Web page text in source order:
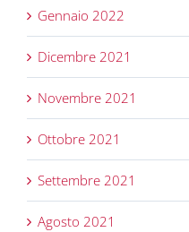
Gennaio 2022
Dicembre 2021
Novembre 2021
Ottobre 2021
Settembre 2021
Agosto 2021